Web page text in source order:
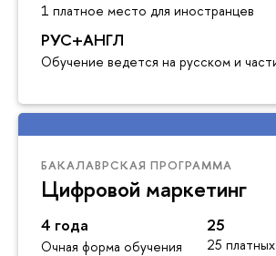
1 платное место для иностранцев
РУС+АНГЛ
Обучение ведется на русском и
БАКАЛАВРСКАЯ ПРОГРАММА
Цифровой маркетинг
4 года
Очная форма обучения
25
25